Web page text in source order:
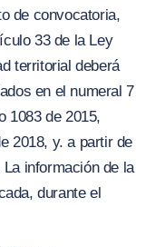
de convocatoria,
33 de la Ley
territorial deberá
en el numeral 7
1083 de 2015,
2018, y. a partir de
información de la
durante el